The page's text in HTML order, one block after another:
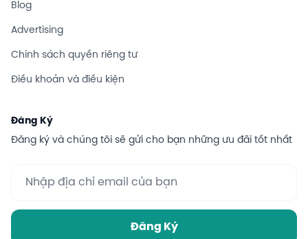
Blog
Advertising
Chính sách quyền riêng tư
Điều khoản và điều kiện
Đăng Ký
Đăng ký và chúng tôi sẽ gửi cho bạn những ưu đãi tốt nhất
Đăng Ký